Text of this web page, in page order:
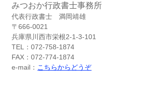
みつおか行政書士事務所
代表行政書士 満岡靖雄
〒666-0021
兵庫県川西市栄根2-1-3-101
TEL：072-758-1874
FAX：072-774-1874
e-mail： こちらからどうぞ